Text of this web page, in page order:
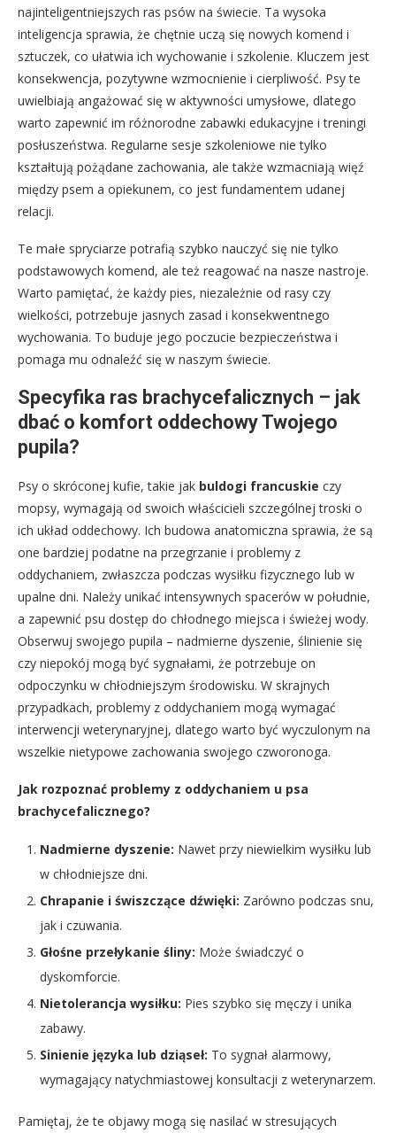
najinteligentniejszych ras psów na świecie. Ta wysoka
inteligencja sprawia, że chętnie uczą się nowych komend i
sztuczek, co ułatwia ich wychowanie i szkolenie. Kluczem jest
konsekwencja, pozytywne wzmocnienie i cierpliwość. Psy te
uwielbiają angażować się w aktywności umysłowe, dlatego
warto zapewnić im różnorodne zabawki edukacyjne i treningi
posłuszeństwa. Regularne sesje szkoleniowe nie tylko
kształtują pożądane zachowania, ale także wzmacniają więź
między psem a opiekunem, co jest fundamentem udanej
relacji.
Te małe spryciarze potrafią szybko nauczyć się nie tylko
podstawowych komend, ale też reagować na nasze nastroje.
Warto pamiętać, że każdy pies, niezależnie od rasy czy
wielkości, potrzebuje jasnych zasad i konsekwentnego
wychowania. To buduje jego poczucie bezpieczeństwa i
pomaga mu odnaleźć się w naszym świecie.
Specyfika ras brachycefalicznych – jak
dbać o komfort oddechowy Twojego
pupila?
Psy o skróconej kufie, takie jak buldogi francuskie czy
mopsy, wymagają od swoich właścicieli szczególnej troski o
ich układ oddechowy. Ich budowa anatomiczna sprawia, że są
one bardziej podatne na przegrzanie i problemy z
oddychaniem, zwłaszcza podczas wysiłku fizycznego lub w
upalne dni. Należy unikać intensywnych spacerów w południe,
a zapewnić psu dostęp do chłodnego miejsca i świeżej wody.
Obserwuj swojego pupila – nadmierne dyszenie, ślinienie się
czy niepokój mogą być sygnałami, że potrzebuje on
odpoczynku w chłodniejszym środowisku. W skrajnych
przypadkach, problemy z oddychaniem mogą wymagać
interwencji weterynaryjnej, dlatego warto być wyczulonym na
wszelkie nietypowe zachowania swojego czworonoga.
Jak rozpoznać problemy z oddychaniem u psa
brachycefalicznego?
Nadmierne dyszenie: Nawet przy niewielkim wysiłku lub
w chłodniejsze dni.
Chrapanie i świszczące dźwięki: Zarówno podczas snu,
jak i czuwania.
Głośne przełykanie śliny: Może świadczyć o
dyskomforcie.
Nietolerancja wysiłku: Pies szybko się męczy i unika
zabawy.
Sinienie języka lub dziąseł: To sygnał alarmowy,
wymagający natychmiastowej konsultacji z weterynarzem.
Pamiętaj, że te objawy mogą się nasilać w stresujących